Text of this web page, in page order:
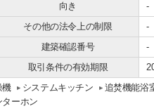
向き
-
その他の法令上の制限
-
建築確認番号
-
取引条件の有効期限
機 システムキッチン
追焚機能浴
ーホン